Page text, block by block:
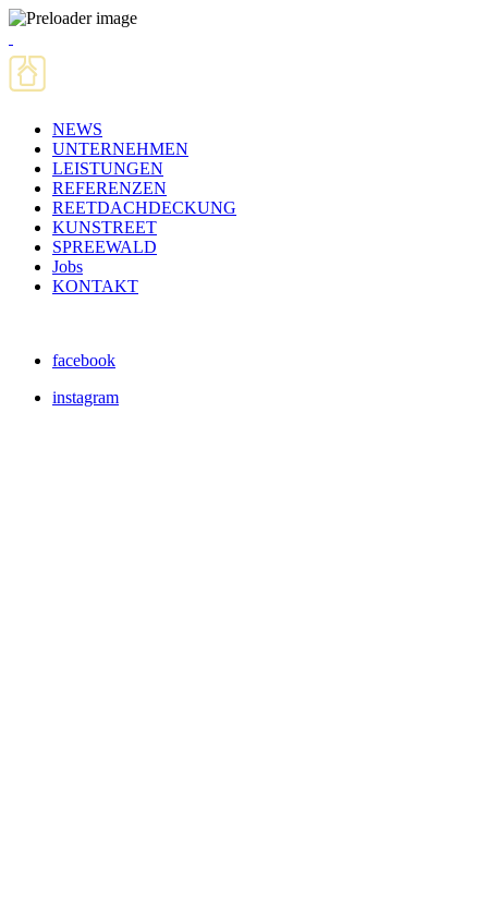
NEWS
UNTERNEHMEN
LEISTUNGEN
REFERENZEN
REETDACHDECKUNG
KUNSTREET
SPREEWALD
Jobs
KONTAKT
facebook
instagram